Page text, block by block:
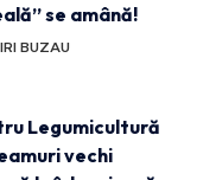
se amână!
BUZAU
Legumicultură
vechi